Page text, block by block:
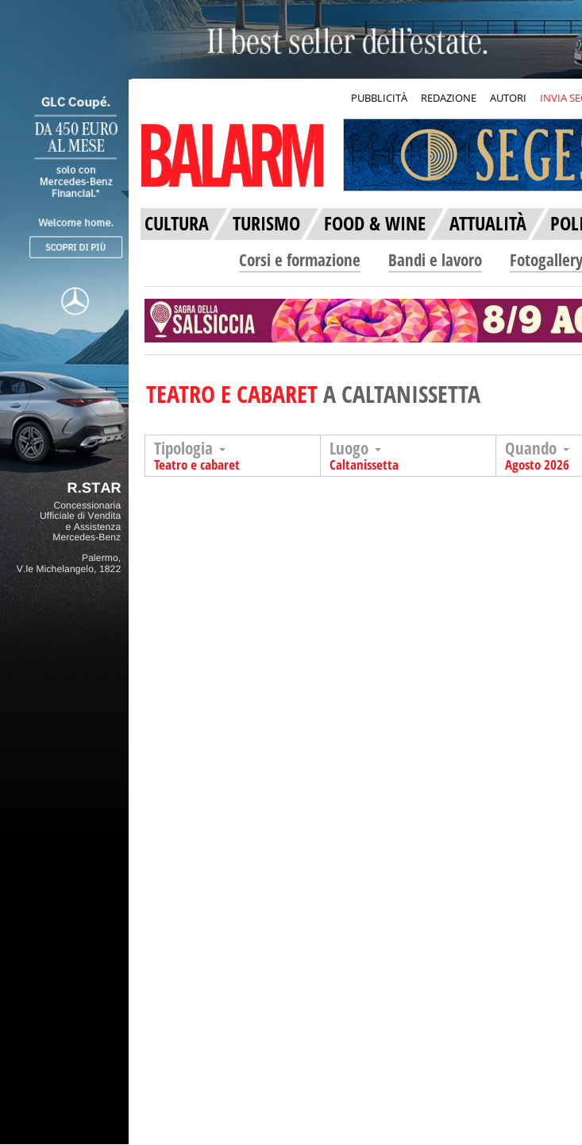
PUBBLICITÀ REDAZIONE AUTORI INVIA
CULTURA TURISMO FOOD & WINE ATTUALITÀ
Corsi e formazione Bandi e lavoro Fotogallery
TEATRO E CABARETA CALTANISSETTA
Tipologia
Teatro e cabaret
Luogo
Caltanissetta
Quando
Agosto 2026